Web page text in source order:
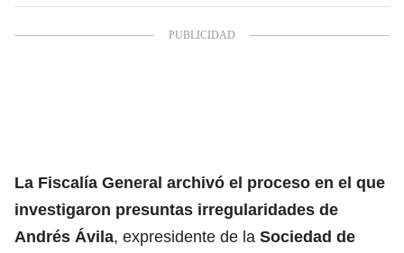
La Fiscalía General archivó el proceso en el que
investigaron presuntas irregularidades de
Andrés Ávila, expresidente de la Sociedad de